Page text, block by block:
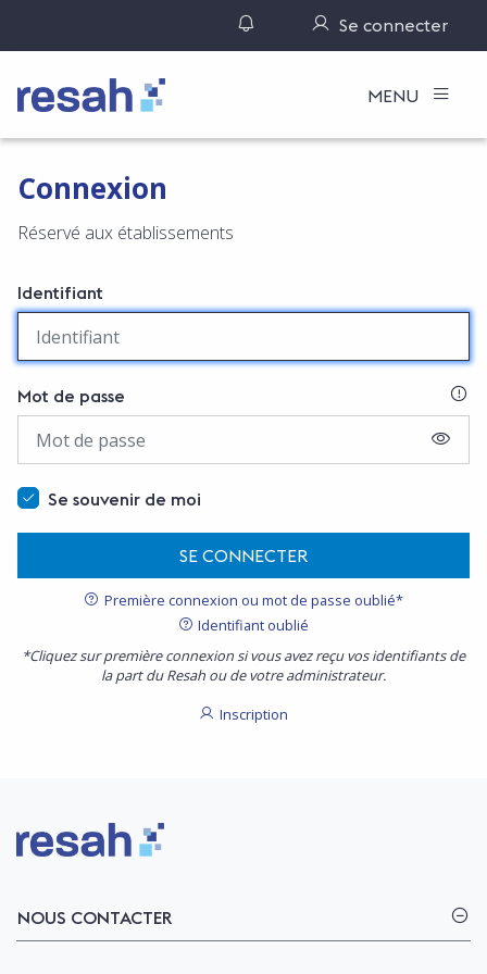
Gérer ses notifications
Se connecter
Logo Resah MENU
Connexion
Réservé aux établissements
Identifiant
Mot de passe
Se souvenir de moi
SE CONNECTER
Première connexion ou mot de passe oublié*
Identifiant oublié
*Cliquez sur première connexion si vous avez reçu vos identifiants de
la part du Resah ou de votre administrateur.
Inscription
Logo Resah
NOUS CONTACTER